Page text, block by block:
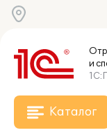
и
Каталог